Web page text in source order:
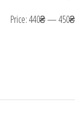
Price:440₴—450₴